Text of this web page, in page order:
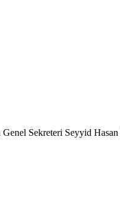
Genel Sekreteri Seyyid